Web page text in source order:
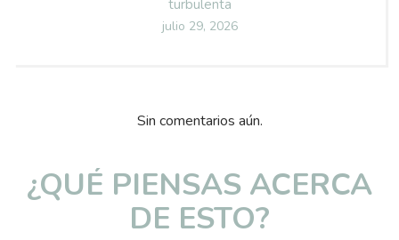
turbulenta
Posted
julio 29, 2026
Sin comentarios aún.
¿QUÉ PIENSAS ACERCA
DE ESTO?